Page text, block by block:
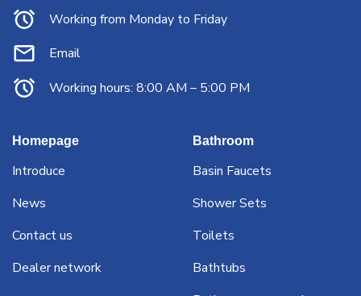
Working from Monday to Friday
Email
Working hours: 8:00 AM – 5:00 PM
Homepage
Introduce
News
Contact us
Dealer network
Bathroom
Basin Faucets
Shower Sets
Toilets
Bathtubs